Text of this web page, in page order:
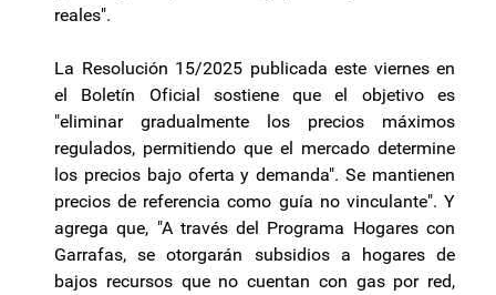
reales".
La Resolución 15/2025 publicada este viernes en
el Boletín Oficial sostiene que el objetivo es
"eliminar gradualmente los precios máximos
regulados, permitiendo que el mercado determine
los precios bajo oferta y demanda". Se mantienen
precios de referencia como guía no vinculante". Y
agrega que, "A través del Programa Hogares con
Garrafas, se otorgarán subsidios a hogares de
bajos recursos que no cuentan con gas por red,